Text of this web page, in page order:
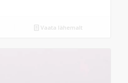
Vaata lähemalt